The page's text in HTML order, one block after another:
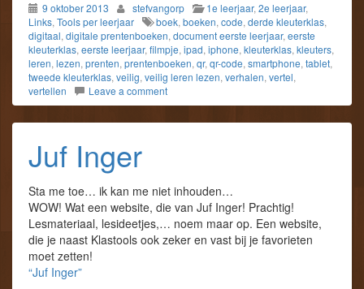
9 oktober 2013 stefvangorp 1e leerjaar, 2e leerjaar,
Links, Tools per leerjaar boek, boeken, code, derde kleuterklas,
digitaal, digitale prentenboeken, document eerste leerjaar, eerste
kleuterklas, eerste leerjaar, filmpje, ipad, iphone, kleuterklas, kleuters,
leren, lezen, prenten, prentenboeken, qr, qr-code, smartphone, tablet,
tweede kleuterklas, veilig, veilig leren lezen, verhalen, vertel,
vertellen
Leave a comment
Juf Inger
Sta me toe… ik kan me niet inhouden…
WOW! Wat een website, die van Juf Inger! Prachtig!
Lesmateriaal, lesideetjes,… noem maar op. Een website,
die je naast Klastools ook zeker en vast bij je favorieten
moet zetten!
“Juf Inger”